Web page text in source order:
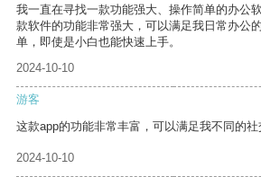
我一直在寻找一款功能强大、操作简单的办公
款软件的功能非常强大，可以满足我日常办公
单，即使是小白也能快速上手。
2024-10-10
游客
这款app的功能非常丰富，可以满足我不同的社
2024-10-10